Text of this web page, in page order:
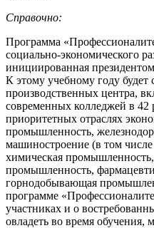
Справочно:
Программа
социально-экономического
инициированная
К этому учебному году будет
производственных центра,
современных колледжей в 42
приоритетных отраслях
промышленность,
машиностроение (в том числе
химическая промышленность,
промышленность,
горнодобывающая
программе
участниках и о
овладеть во время обучения,